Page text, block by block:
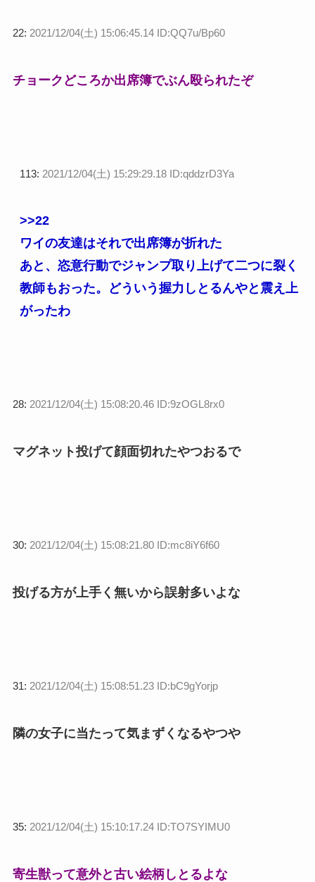
22: 2021/12/04(土) 15:06:45.14 ID:QQ7u/Bp60
チョークどころか出席簿でぶん殴られたぞ
113: 2021/12/04(土) 15:29:29.18 ID:qddzrD3Ya
>>22
ワイの友達はそれで出席簿が折れた
あと、恣意行動でジャンプ取り上げて二つに裂く
教師もおった。どういう握力しとるんやと震え上
がったわ
28: 2021/12/04(土) 15:08:20.46 ID:9zOGL8rx0
マグネット投げて顔面切れたやつおるで
30: 2021/12/04(土) 15:08:21.80 ID:mc8iY6f60
投げる方が上手く無いから誤射多いよな
31: 2021/12/04(土) 15:08:51.23 ID:bC9gYorjp
隣の女子に当たって気まずくなるやつや
35: 2021/12/04(土) 15:10:17.24 ID:TO7SYIMU0
寄生獣って意外と古い絵柄しとるよな